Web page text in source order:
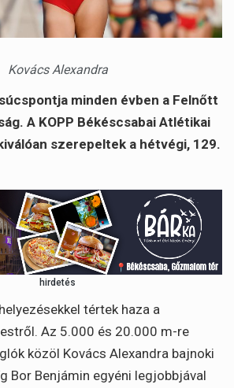
Kovács Alexandra
minden évben a Felnőtt
A KOPP Békéscsabai Atlétikai
szerepeltek a hétvégi, 129.
hirdetés
tértek haza a
Az 5.000 és 20.000 m-re
közöl Kovács Alexandra bajnoki
Bor Benjámin egyéni legjobbjával